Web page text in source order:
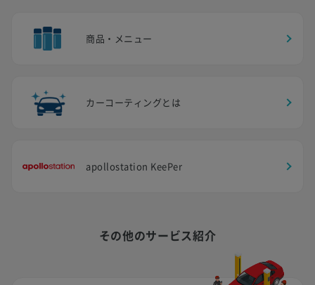
商品・メニュー
カーコーティングとは
apollostation KeePer
その他のサービス紹介